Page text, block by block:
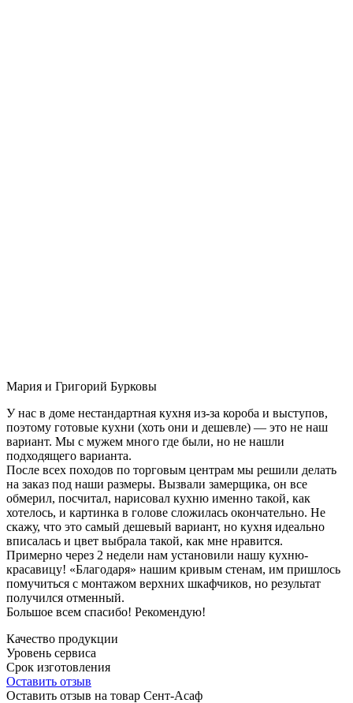
Мария и Григорий Бурковы
У нас в доме нестандартная кухня из-за короба и выступов,
поэтому готовые кухни (хоть они и дешевле) — это не наш
вариант. Мы с мужем много где были, но не нашли
подходящего варианта.
После всех походов по торговым центрам мы решили делать
на заказ под наши размеры. Вызвали замерщика, он все
обмерил, посчитал, нарисовал кухню именно такой, как
хотелось, и картинка в голове сложилась окончательно. Не
скажу, что это самый дешевый вариант, но кухня идеально
вписалась и цвет выбрала такой, как мне нравится.
Примерно через 2 недели нам установили нашу кухню-
красавицу! «Благодаря» нашим кривым стенам, им пришлось
помучиться с монтажом верхних шкафчиков, но результат
получился отменный.
Большое всем спасибо! Рекомендую!
Качество продукции
Уровень сервиса
Срок изготовления
Оставить отзыв
Оставить отзыв на товар Сент-Асаф